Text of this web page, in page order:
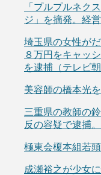
「プルプルネク
ジ」を摘発。経
埼玉県の女性が
８万円をキャッ
を逮捕（テレビ朝
美容師の橋本光
三重県の教師の
反の容疑で逮捕。
極東会榎本組若
成瀬裕之が少女